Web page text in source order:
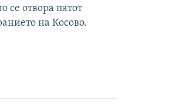
се отвора патот
на Косово.